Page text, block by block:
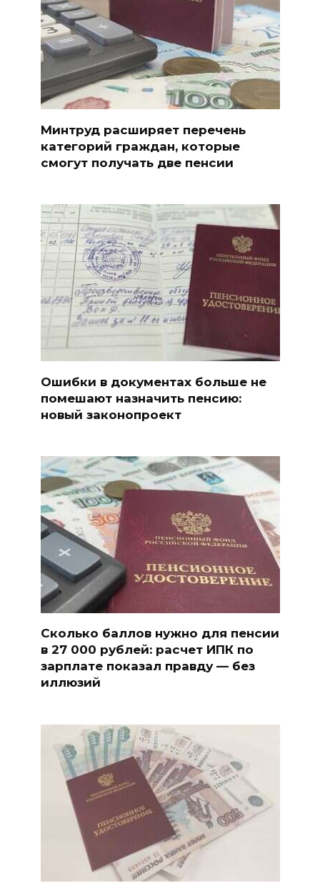
Минтруд расширяет перечень
категорий граждан, которые
смогут получать две пенсии
Ошибки в документах больше не
помешают назначить пенсию:
новый законопроект
Сколько баллов нужно для пенсии
в 27 000 рублей: расчет ИПК по
зарплате показал правду — без
иллюзий